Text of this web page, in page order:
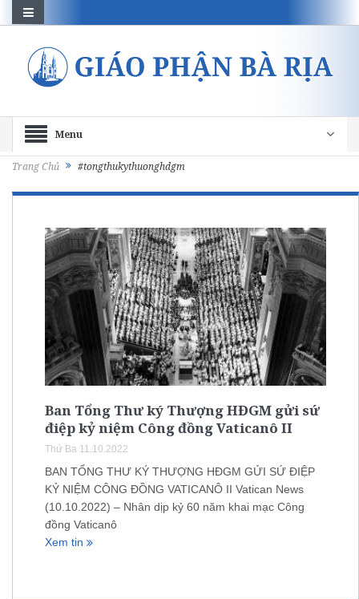
Menu
Trang Chủ #tongthukythuonghdgm
Ban Tổng Thư ký Thượng HĐGM gửi sứ
điệp kỷ niệm Công đồng Vaticanô II
Thứ Ba 11.10.2022
BAN TỔNG THƯ KÝ THƯỢNG HĐGM GỬI SỨ ĐIỆP
KỶ NIỆM CÔNG ĐỒNG VATICANÔ II Vatican News
(10.10.2022) – Nhân dịp kỷ 60 năm khai mạc Công
đồng Vaticanô
Xem tin